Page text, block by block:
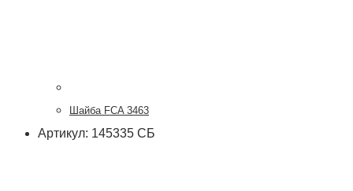
Шайба FCA 3463
Артикул: 145335 СБ